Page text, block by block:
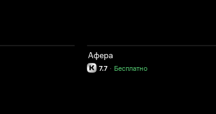
Афера
7.7 Бесплатно
·